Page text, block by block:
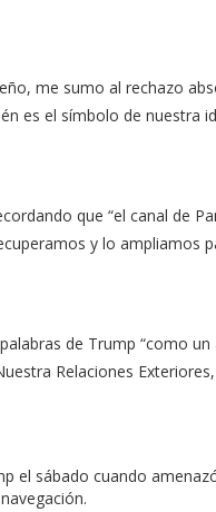
me sumo al rechazo
el símbolo de nuestra
que “el canal de
y lo
de Trump “como
Relaciones
el sábado cuando